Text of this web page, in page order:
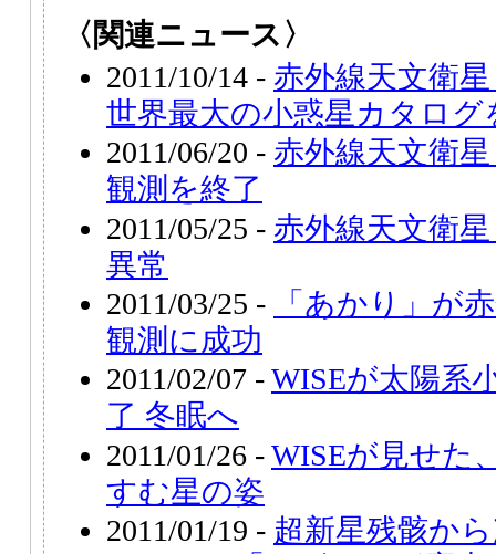
〈関連ニュース〉
2011/10/14 - 赤外線天文衛
世界最大の小惑星カタログ
2011/06/20 - 赤外線天文衛
観測を終了
2011/05/25 - 赤外線天文衛
異常
2011/03/25 -
「あかり」が
観測に成功
2011/02/07 -WISEが太陽系
了 冬眠へ
2011/01/26 -WISEが見せた
すむ星の姿
2011/01/19 - 超新星残骸か